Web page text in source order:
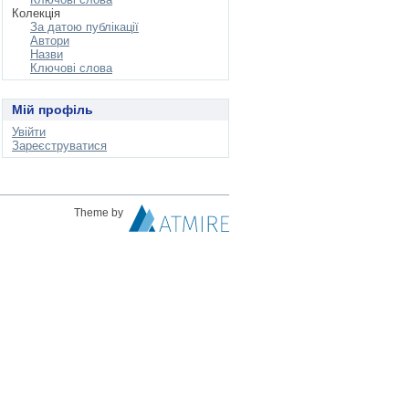
Колекція
За датою публікації
Автори
Назви
Ключові слова
Мій профіль
Увійти
Зареєструватися
Theme by